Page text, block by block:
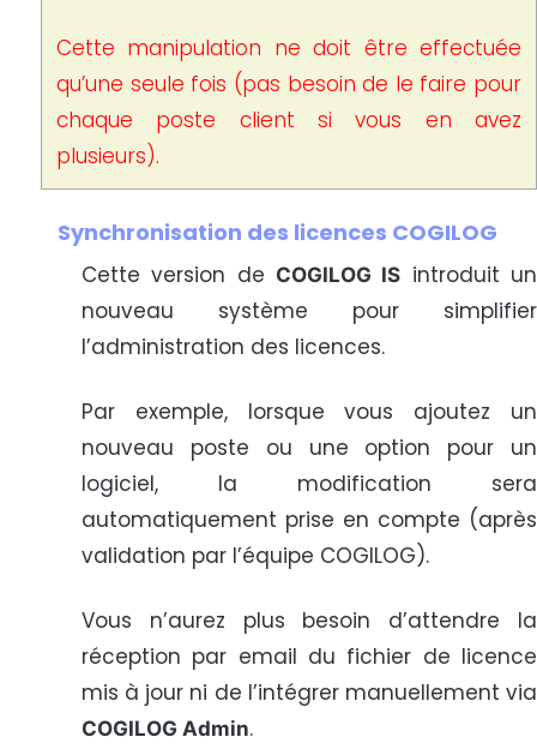
Cette manipulation ne doit être effectuée
qu’une seule fois (pas besoin de le faire pour
chaque poste client si vous en avez
plusieurs).
Synchronisation des licences COGILOG
Cette version de COGILOG IS introduit un
nouveau système pour simplifier
l’administration des licences.
Par exemple, lorsque vous ajoutez un
nouveau poste ou une option pour un
logiciel, la modification sera
automatiquement prise en compte (après
validation par l’équipe COGILOG).
Vous n’aurez plus besoin d’attendre la
réception par email du fichier de licence
mis à jour ni de l’intégrer manuellement via
COGILOG Admin.